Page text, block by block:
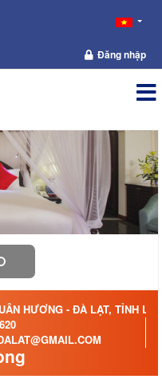
Đăng nhập
HƯƠNG - ĐÀ LẠT, TỈNH